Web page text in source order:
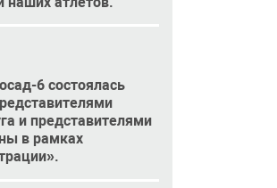
6 состоялась
и представителями
в рамках